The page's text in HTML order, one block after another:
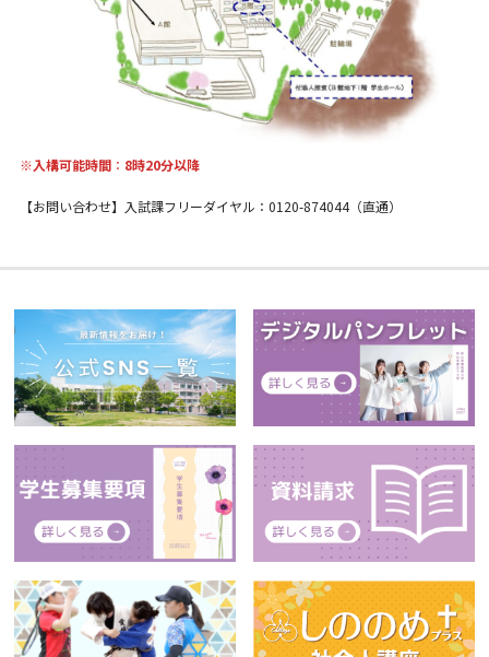
※入構可能時間： 8時20分以降
【お問い合わせ】入試課フリーダイヤル：0120-874044（直通）